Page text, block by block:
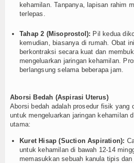
kehamilan. Tanpanya, lapisan rahim
terlepas.
Tahap 2 (Misoprostol): Pil kedua
kemudian, biasanya di rumah. Obat
berkontraksi secara kuat dan
mengeluarkan jaringan kehamilan.
berlangsung selama beberapa jam.
Aborsi Bedah (Aspirasi Uterus)
Aborsi bedah adalah prosedur fisik yang
untuk mengeluarkan jaringan kehamilan
utama:
Kuret Hisap (Suction Aspiration):
untuk kehamilan di bawah 12-14
memasukkan sebuah kanula tipis